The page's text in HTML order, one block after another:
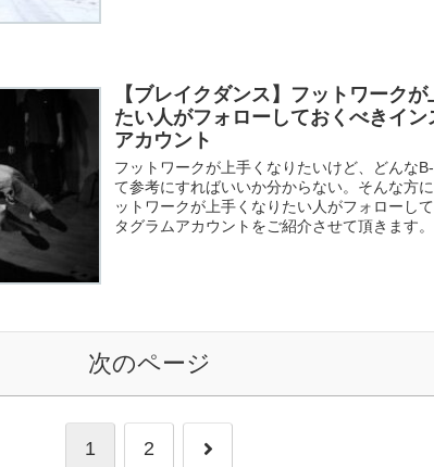
【ブレイクダンス】フットワークが
たい人がフォローしておくべきイン
アカウント
フットワークが上手くなりたいけど、どんな
て参考にすればいいか分からない。そんな方
ットワークが上手くなりたい人がフォローし
タグラムアカウントをご紹介させて頂きます。
次のページ
1 2